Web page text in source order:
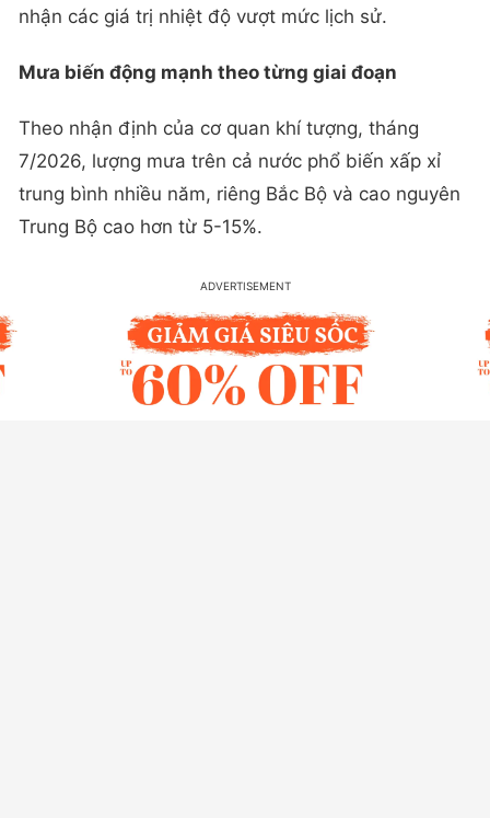
nhận các giá trị nhiệt độ vượt mức lịch sử.
Mưa biến động mạnh theo từng giai đoạn
Theo nhận định của cơ quan khí tượng, tháng
7/2026, lượng mưa trên cả nước phổ biến xấp xỉ
trung bình nhiều năm, riêng Bắc Bộ và cao nguyên
Trung Bộ cao hơn từ 5-15%.